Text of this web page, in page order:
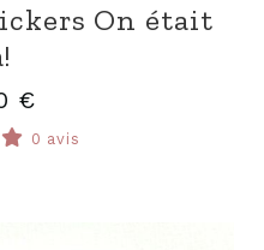
On était
€
0 avis